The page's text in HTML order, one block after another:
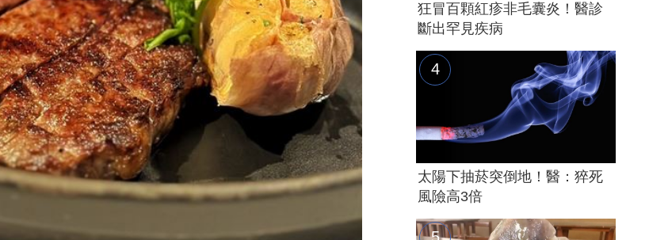
狂冒百顆紅疹非毛囊炎！醫診
斷出罕見疾病
太陽下抽菸突倒地！醫：猝死
風險高3倍